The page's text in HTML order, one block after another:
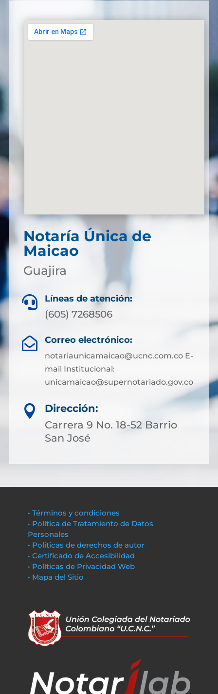
Notaría Única de
Maicao
Guajira
 Líneas de atención:
(605) 7268506
 Correo electrónico:
notariaunicamaicao@ucnc.com.co E-
mail Institucional:
unicamaicao@supernotariado.gov.co

Dirección:
Carrera 9 No. 18-52 Barrio
San José
• Términos y condiciones
• Política de Tratamiento de Datos
Personales
• Políticas de derechos de autor
• Certificado de Accesibilidad
• Políticas de Privacidad Web
• Mapa del Sitio